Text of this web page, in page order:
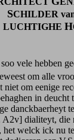
SCHILDER
LUCHTIGHE H
vele hebben
om alle
niet om eenige
in deucht
danckbaerheyt
A2v] dialiteyt, die
het welck ick nu